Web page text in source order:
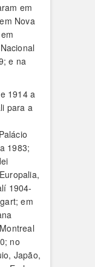
em
Nova
e na
1914 a
para a
1983;
1904-
em
no
Japão,